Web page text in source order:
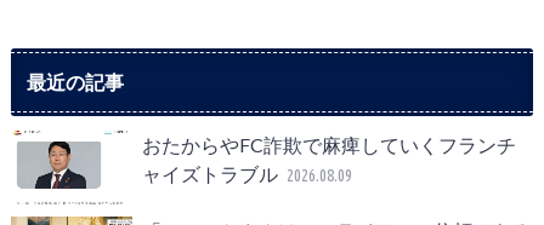
最近の記事
おたからやFC詐欺で麻痺していくフランチ
ャイズトラブル 2026.08.09